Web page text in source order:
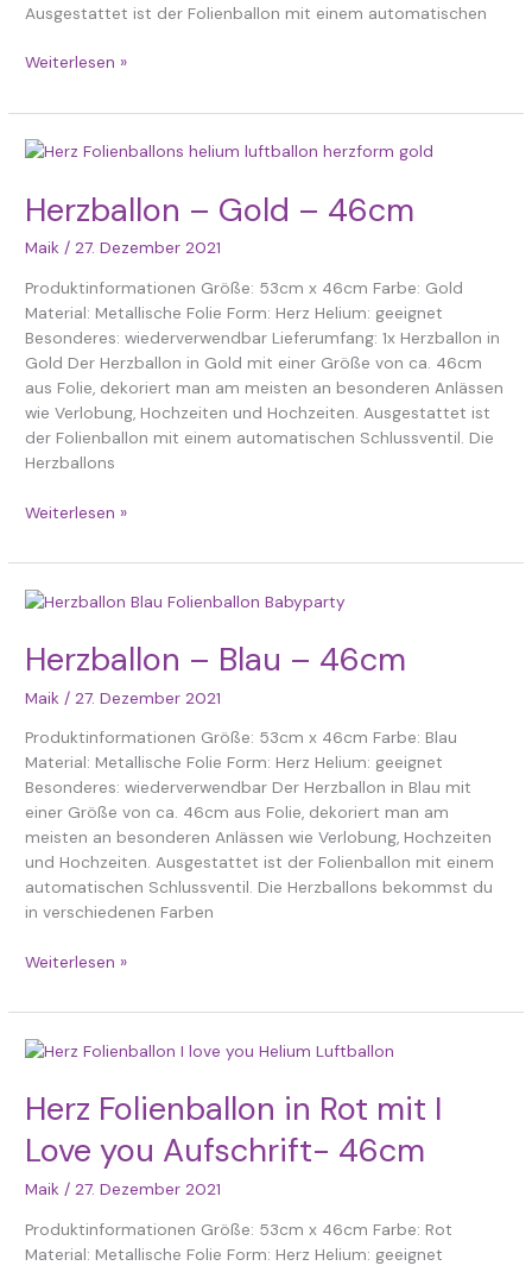
Ausgestattet ist der Folienballon mit einem automatischen
Weiterlesen »
Herzballon – Gold – 46cm
Maik/27. Dezember 2021
Produktinformationen Größe: 53cm x 46cm Farbe: Gold
Material: Metallische Folie Form: Herz Helium: geeignet
Besonderes: wiederverwendbar Lieferumfang: 1x Herzballon in
Gold Der Herzballon in Gold mit einer Größe von ca. 46cm
aus Folie, dekoriert man am meisten an besonderen Anlässen
wie Verlobung, Hochzeiten und Hochzeiten. Ausgestattet ist
der Folienballon mit einem automatischen Schlussventil. Die
Herzballons
Herzballon
Gold
–
46cm
Weiterlesen »
Herzballon – Blau – 46cm
Maik/27. Dezember 2021
Produktinformationen Größe: 53cm x 46cm Farbe: Blau
Material: Metallische Folie Form: Herz Helium: geeignet
Besonderes: wiederverwendbar Der Herzballon in Blau mit
einer Größe von ca. 46cm aus Folie, dekoriert man am
meisten an besonderen Anlässen wie Verlobung, Hochzeiten
und Hochzeiten. Ausgestattet ist der Folienballon mit einem
automatischen Schlussventil. Die Herzballons bekommst du
in verschiedenen Farben
Herzballon
Blau
–
46cm
Weiterlesen »
Herz Folienballon in Rot mit I
Love you Aufschrift- 46cm
Maik/27. Dezember 2021
Produktinformationen Größe: 53cm x 46cm Farbe: Rot
Material: Metallische Folie Form: Herz Helium: geeignet
Herz
in
Rot
mit
Love
you
Aufschrift-